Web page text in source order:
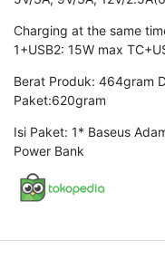
Charging at the same
1+USB2: 15W max
Berat Produk: 464gram
Paket:620gram
Isi Paket: 1* Baseus
Power Bank